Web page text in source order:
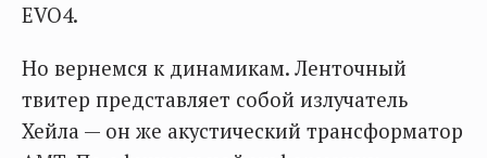
EVO4.
Но вернемся к динамикам. Ленточный
твитер представляет собой излучатель
Хейла — он же акустический трансформатор